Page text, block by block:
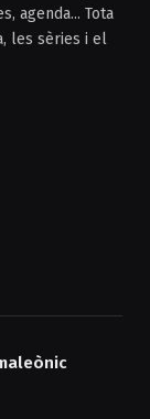
agenda... Tota
les sèries i el